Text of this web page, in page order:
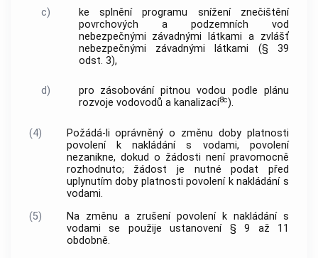
c)
ke splnění programu snížení znečištění
povrchových a podzemních vod
nebezpečnými závadnými látkami a zvlášť
nebezpečnými závadnými látkami (§ 39
odst. 3),
d)
pro zásobování pitnou vodou podle plánu
rozvoje vodovodů a kanalizací8c).
(4)
Požádá-li oprávněný o změnu doby platnosti
povolení k nakládání s vodami, povolení
nezanikne, dokud o žádosti není pravomocně
rozhodnuto; žádost je nutné podat před
uplynutím doby platnosti povolení k nakládání s
vodami.
(5)
Na změnu a zrušení povolení k nakládání s
vodami se použije ustanovení § 9 až 11
obdobně.